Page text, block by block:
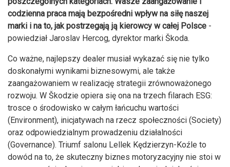
codzienna praca mają bezpośredni wpływ na siłę naszej
marki i na to, jak postrzegają ją kierowcy w całej Polsce -
powiedział Jaroslav Hercog, dyrektor marki Škoda.
Co ważne, najlepszy dealer musiał wykazać się nie tylko
doskonałymi wynikami biznesowymi, ale także
zaangażowaniem w realizację strategii zrównoważonego
rozwoju. W Škodzie opiera się ona na trzech filarach ESG:
trosce o środowisko w całym łańcuchu wartości
(Environment), inicjatywach na rzecz społeczności (Society)
oraz odpowiedzialnym prowadzeniu działalności
(Governance). Triumf salonu Lellek Kędzierzyn-Koźle to
dowód na to, że skuteczny biznes motoryzacyjny nie stoi w